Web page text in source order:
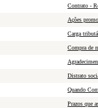
Contrato -
Ações
Carga
Compra de
Distrato
Quando
Prazos que